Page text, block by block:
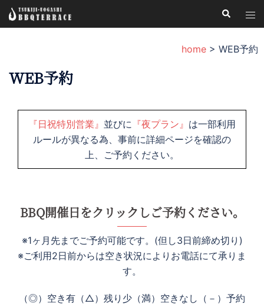
検
索
ト
グ
ル
home > WEB予約
WEB予約
『日祝特別営業』 並びに 『夜プラン』 は一部利用
ルールが異なる為、事前に詳細ページを確認の
上、ご予約ください。
BBQ開催日をクリックしご予約ください。
※1ヶ月先までご予約可能です。(但し3日前締め切り)
※ご利用2日前からは空き状況によりお電話にて承りま
す。
（◎）空き有（△）残り少（満）空きなし（－）予約